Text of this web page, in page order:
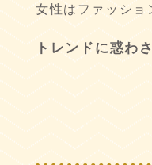
女性はファッショ
トレンドに惑わ